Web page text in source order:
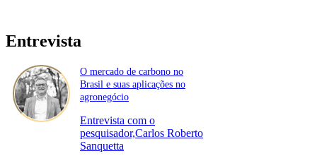
Entrevista
O mercado de carbono no
Brasil e suas aplicações no
agronegócio
Entrevista com o
pesquisador,Carlos Roberto
Sanquetta